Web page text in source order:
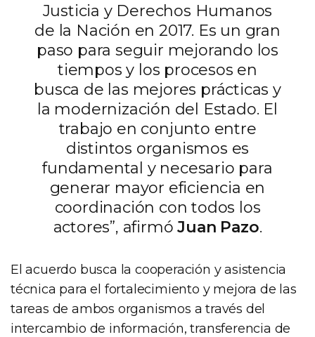
Justicia y Derechos Humanos
de la Nación en 2017. Es un gran
paso para seguir mejorando los
tiempos y los procesos en
busca de las mejores prácticas y
la modernización del Estado. El
trabajo en conjunto entre
distintos organismos es
fundamental y necesario para
generar mayor eficiencia en
coordinación con todos los
actores”, afirmóJuan Pazo.
El acuerdo busca la cooperación y asistencia
técnica para el fortalecimiento y mejora de las
tareas de ambos organismos a través del
intercambio de información, transferencia de